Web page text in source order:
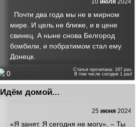
10 июля2024
Почти два года мы не в мирном
мире. И цель не ближе, и в цене
свинец. А ныне снова Белгород
бомбили, и побратимом стал ему
Донецк.
0
Статья прочитана: 187раз.
В том числе сегодня 1раз!
Идём домой...
25 июня2024
«Я занят. Я сегодня не могу», – Ты